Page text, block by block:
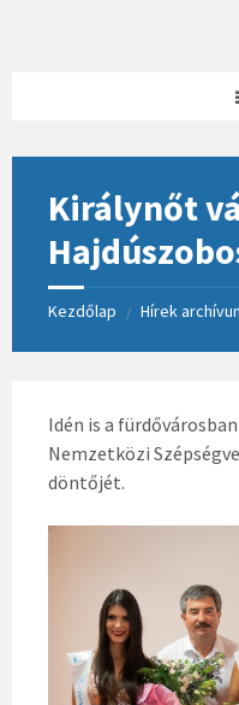
Királynőt
Kezdőlap / Hírek
Idén is a
Nemzetközi
döntőjét.